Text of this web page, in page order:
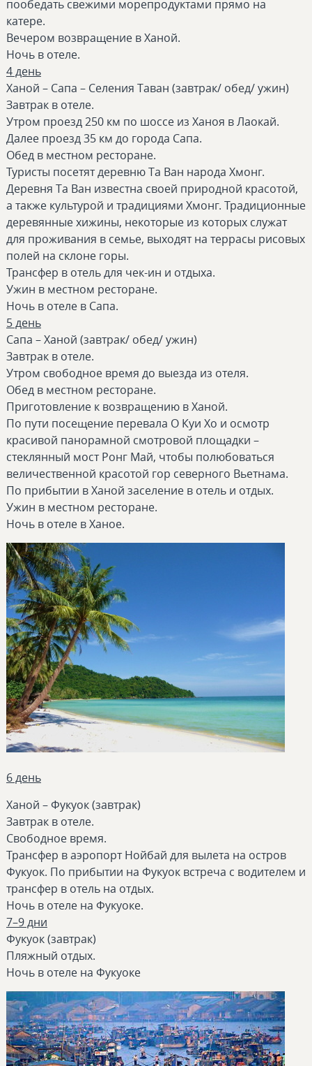
пообедать свежими морепродуктами прямо на
катере.
Вечером возвращение в Ханой.
Ночь в отеле.
4 день
Ханой – Сапа – Селения Таван (завтрак/ обед/ ужин)
Завтрак в отеле.
Утром проезд 250 км по шоссе из Ханоя в Лаокай.
Далее проезд 35 км до города Сапа.
Обед в местном ресторане.
Туристы посетят деревню Та Ван народа Хмонг.
Деревня Та Ван известна своей природной красотой,
а также культурой и традициями Хмонг. Традиционные
деревянные хижины, некоторые из которых служат
для проживания в семье, выходят на террасы рисовых
полей на склоне горы.
Трансфер в отель для чек-ин и отдыха.
Ужин в местном ресторане.
Ночь в отеле в Caпа.
5 день
Сапа – Ханой (завтрак/ обед/ ужин)
Завтрак в отеле.
Утром свободное время до выезда из отеля.
Обед в местном ресторане.
Приготовление к возвращению в Ханой.
По пути посещение перевала О Куи Хо и осмотр
красивой панорамной смотровой площадки –
стеклянный мост Ронг Май, чтобы полюбоваться
величественной красотой гор северного Вьетнама.
По прибытии в Ханой заселение в отель и отдых.
Ужин в местном ресторане.
Ночь в отеле в Ханое.
6 день
Ханой – Фукуок (завтрак)
Завтрак в отеле.
Свободное время.
Трансфер в аэропорт Нойбай для вылета на остров
Фукуок. По прибытии на Фукуок встреча с водителем и
трансфер в отель на отдых.
Ночь в отеле на Фукуоке.
7–9 дни
Фукуок (завтрак)
Пляжный отдых.
Ночь в отеле на Фукуоке